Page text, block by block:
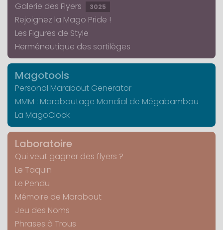
Galerie des Flyers
3025
Rejoignez la Mago Pride !
Les Figures de Style
Herméneutique des sortilèges
Magotools
Personal Marabout Generator
MMM : Maraboutage Mondial de Mégabambou
La MagoClock
Laboratoire
Qui veut gagner des flyers ?
Le Taquin
Le Pendu
Mémoire de Marabout
Jeu des Noms
Phrases à Trous